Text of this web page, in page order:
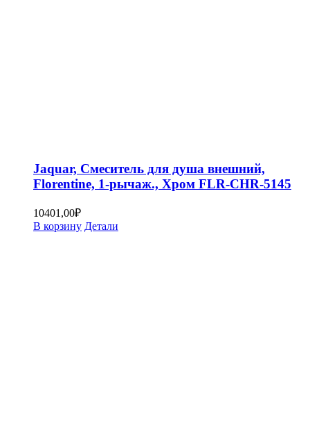
Jaquar, Смеситель для душа внешний,
Florentine, 1-рычаж., Хром FLR-CHR-5145
10401,00₽
В корзину Детали